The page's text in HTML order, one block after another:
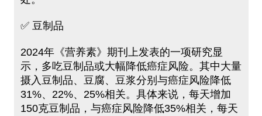
✅ 豆制品
2024年《营养素》期刊上发表的一项研究显
示，多吃豆制品或大幅降低癌症风险。其中大量
摄入豆制品、豆腐、豆浆分别与癌症风险降低
31%、22%、25%相关。具体来说，每天增加
150克豆制品，与癌症风险降低35%相关，每天